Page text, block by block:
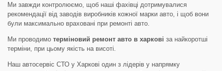
Ми завжди контролюємо, щоб наші фахівці дотримувалися
рекомендації від заводів виробників кожної марки авто, і щоб вони
були максимально враховані при ремонті авто.
Ми проводимо терміновий ремонт авто в харкові за найкоротші
терміни, при цьому якість на висоті.
Наш автосервіс СТО у Харкові один з лідерів у напрямку